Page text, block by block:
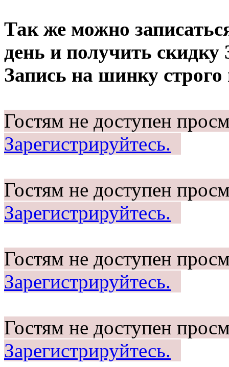
Так же можно
день и получить скидку
Запись на шинку
Гостям не доступен
Зарегистрируйтесь.
Гостям не доступен
Зарегистрируйтесь.
Гостям не доступен
Зарегистрируйтесь.
Гостям не доступен
Зарегистрируйтесь.